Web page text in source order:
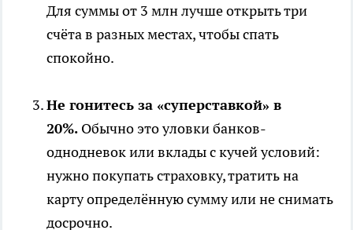
Для суммы от 3 млн лучше открыть три
счёта в разных местах, чтобы спать
спокойно.
Не гонитесь за «суперставкой» в
20%. Обычно это уловки банков-
однодневок или вклады с кучей условий:
нужно покупать страховку, тратить на
карту определённую сумму или не снимать
досрочно.